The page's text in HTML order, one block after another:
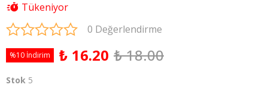
Tükeniyor
0 Değerlendirme
%10 İndirim ₺ 16.20 ₺ 18.00
Stok 5